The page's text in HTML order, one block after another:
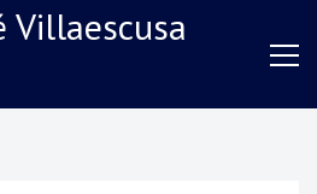
Villaescusa